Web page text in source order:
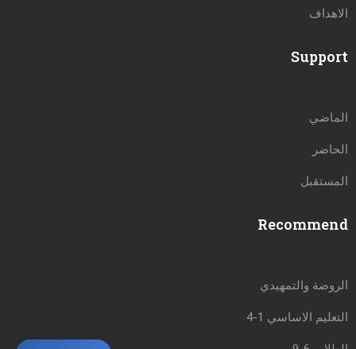
الاهداف
Support
الماضي
الحاضر
المستقبل
Recommend
الروضة والتمهيدي
التعليم الاساسي 1-4